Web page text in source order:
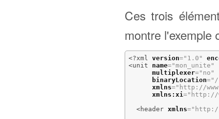
Ces trois
montre l'exemple
<?xml version="1.0"
<unit
name="mon_unite"
multiplexer="no"
binaryLocation=
xmlns="http://
xmlns:xi ="http://
<header xmlns="http://